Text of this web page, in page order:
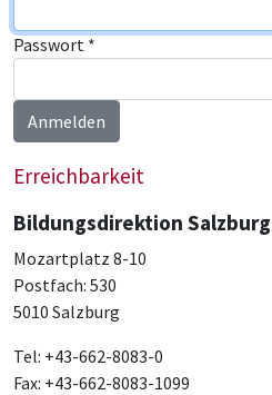
Passwort *
Anmelden
Erreichbarkeit
Bildungsdirektion Salzburg
Mozartplatz 8-10
Postfach: 530
5010 Salzburg
Tel: +43-662-8083-0
Fax: +43-662-8083-1099